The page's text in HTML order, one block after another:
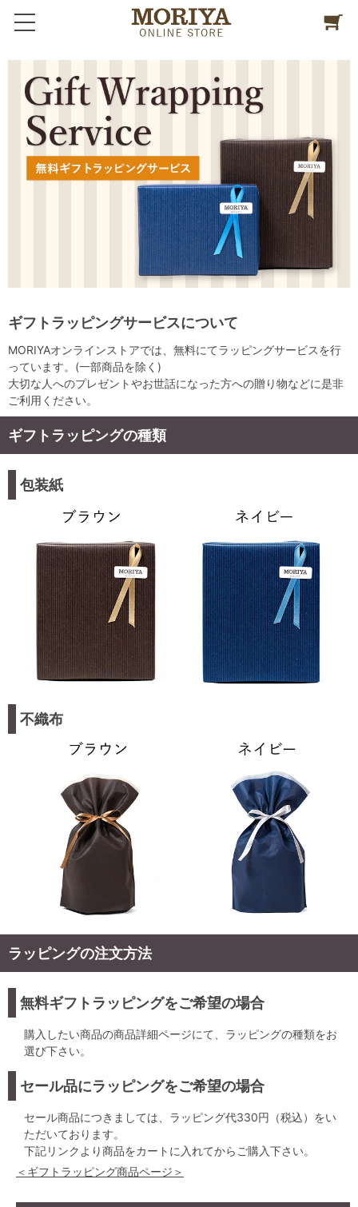
ギフトラッピングサービスについて
MORIYAオンラインストアでは、無料にてラッピングサービスを行
っています。(一部商品を除く)
大切な人へのプレゼントやお世話になった方への贈り物などに是非
ご利用ください。
ギフトラッピングの種類
包装紙
不織布
ラッピングの注文方法
無料ギフトラッピングをご希望の場合
購入したい商品の商品詳細ページにて、ラッピングの種類をお
選び下さい。
セール品にラッピングをご希望の場合
セール商品につきましては、ラッピング代330円（税込）をい
ただいております。
下記リンクより商品をカートに入れてからご購入下さい。
＜ギフトラッピング商品ページ＞